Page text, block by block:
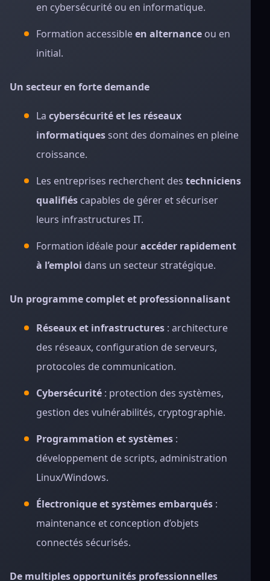
en cybersécurité ou en informatique.
Formation accessibleen alternance ou en
initial.
Un secteur en forte demande
La cybersécurité et les réseaux
informatiquessont des domaines en pleine
croissance.
Les entreprises recherchent des techniciens
qualifiés capables de gérer et sécuriser
leurs infrastructures IT.
Formation idéale pouraccéder rapidement
à l’emploi dans un secteur stratégique.
Un programme complet et professionnalisant
Réseaux et infrastructures : architecture
des réseaux, configuration de serveurs,
protocoles de communication.
Cybersécurité : protection des systèmes,
gestion des vulnérabilités, cryptographie.
Programmation et systèmes :
développement de scripts, administration
Linux/Windows.
Électronique et systèmes embarqués :
maintenance et conception d’objets
connectés sécurisés.
De multiples opportunités professionnelles